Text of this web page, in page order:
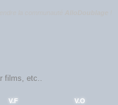
V.F V.O